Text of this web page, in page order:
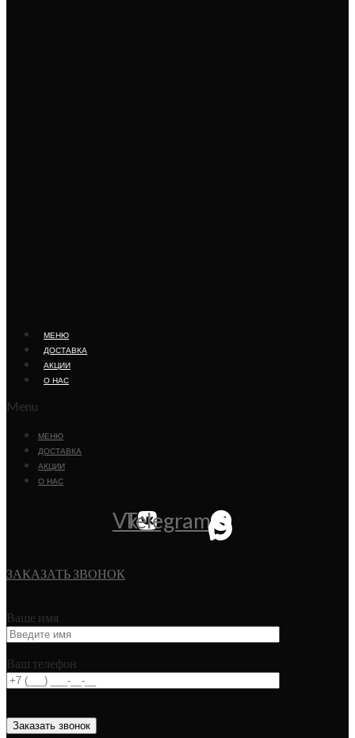
МЕНЮ
ДОСТАВКА
АКЦИИ
О НАС
Menu
МЕНЮ
ДОСТАВКА
АКЦИИ
О НАС
VkTelegram
ЗАКАЗАТЬ ЗВОНОК
Ваше имя
Ваш телефон